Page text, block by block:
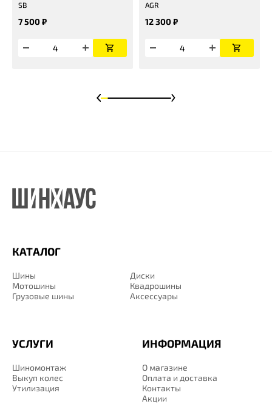
SB
7 500 ₽
AGR
12 300 ₽
КАТАЛОГ
Шины
Диски
Мотошины
Квадрошины
Грузовые шины
Аксессуары
ИНФОРМАЦИЯ
О магазине
Оплата и доставка
Контакты
Акции
УСЛУГИ
Шиномонтаж
Выкуп колес
Утилизация